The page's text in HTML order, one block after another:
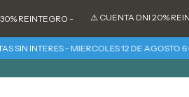
- ⚠️ CUENTA DNI 20% REINTEGRO
- MIERCOLES 12 DE AGOSTO 6